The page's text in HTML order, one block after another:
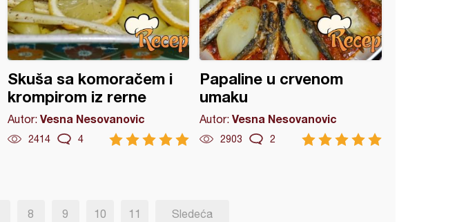
Skuša sa komoračem i
krompirom iz rerne
Autor: Vesna Nesovanovic
2414 4
Papaline u crvenom
umaku
Autor:Vesna Nesovanovic
2903 2
8 9 10 11 Sledeća